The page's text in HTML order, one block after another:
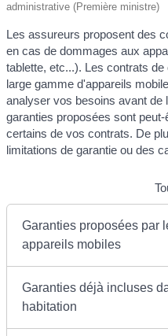
administrative (Première ministre)
Les assureurs proposent des
en cas de dommages aux
tablette, etc...). Les contrats
large gamme d'appareils
analyser vos besoins avant de
garanties proposées sont
certains de vos contrats. De
limitations de garantie ou des
Garanties proposées par
appareils mobiles
Garanties déjà incluses
habitation